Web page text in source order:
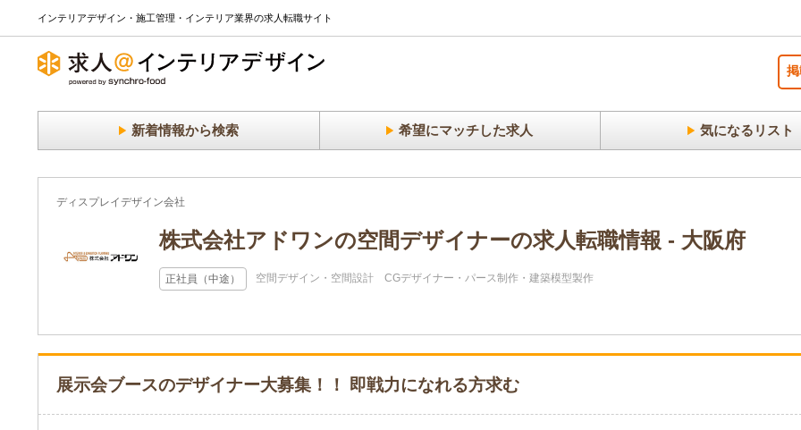
インテリアデザイン・施工管理・インテリア業界の求人転職サイト
新着情報から検索 希望にマッチした求人 気になるリスト
ディスプレイデザイン会社
株式会社アドワンの空間デザイナーの求人転職情報 - 大阪府
正社員（中途） 空間デザイン・空間設計 CGデザイナー・パース制作・建築模型製作
展示会ブースのデザイナー大募集！！ 即戦力になれる方求む